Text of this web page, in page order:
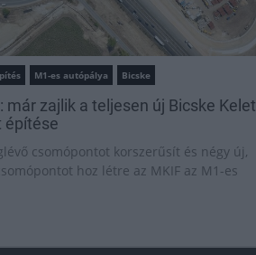
M1-es autópálya Bicske
már zajlik a teljesen új Bicske Kelet
építése
csomópontot korszerűsít és négy új,
hoz létre az MKIF az M1-es